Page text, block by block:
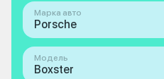
Марка авто
Porsche
Модель
Boxster